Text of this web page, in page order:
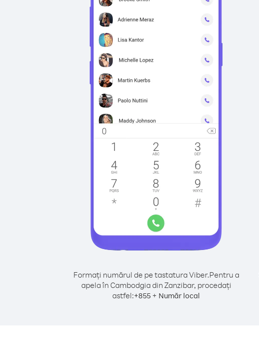
Formați numărul de pe tastatura Viber.Pentru a
apela în Cambodgia din Zanzibar, procedați
astfel:+855 + Număr local